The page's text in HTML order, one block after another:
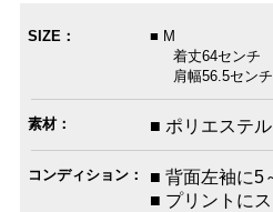
SIZE：
■ M
着丈64センチ
肩幅56.5セン
素材： ■ ポリエステ
コンディション：
■ 背面左袖に5
■ プリントに